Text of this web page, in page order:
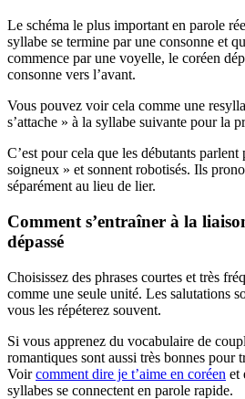
Le schéma le plus important en parole
syllabe se termine par une consonne et
commence par une voyelle, le coréen
consonne vers l’avant.
Vous pouvez voir cela comme une
s’attache » à la syllabe suivante pour la
C’est pour cela que les débutants
soigneux » et sonnent robotisés. Ils
séparément au lieu de lier.
Comment s’entraîner à la
dépassé
Choisissez des phrases courtes et très
comme une seule unité. Les salutations
vous les répéterez souvent.
Si vous apprenez du vocabulaire de
romantiques sont aussi très bonnes pour
Voircomment dire je t’aime en coréen et
syllabes se connectent en parole rapide.